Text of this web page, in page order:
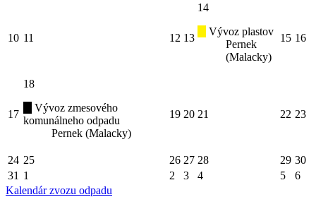
10 11 12 13
14
Vývoz plastov
Pernek
(Malacky)
15 16
17
18
Vývoz zmesového
komunálneho odpadu
Pernek (Malacky)
19 20 21 22 23
24 25 26 27 28 29 30
31 1 2 3 4 5
6
Kalendár zvozu odpadu